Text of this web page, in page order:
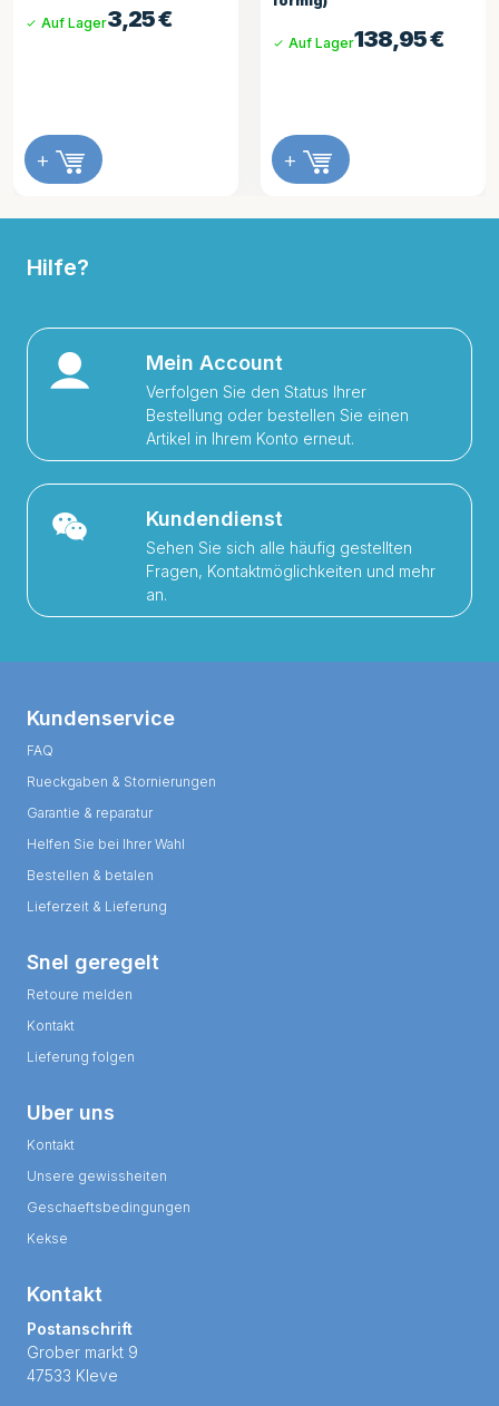
3,25€
Auf Lager
+
138,95€
Auf Lager
+
Hilfe?
Mein Account
Verfolgen Sie den Status Ihrer
Bestellung oder bestellen Sie einen
Artikel in Ihrem Konto erneut.
Kundendienst
Sehen Sie sich alle häufig gestellten
Fragen, Kontaktmöglichkeiten und mehr
an.
Kundenservice
FAQ
Rueckgaben & Stornierungen
Garantie & reparatur
Helfen Sie bei Ihrer Wahl
Bestellen & betalen
Lieferzeit & Lieferung
Snel geregelt
Retoure melden
Kontakt
Lieferung folgen
Uber uns
Kontakt
Unsere gewissheiten
Geschaeftsbedingungen
Kekse
Kontakt
Postanschrift
Grober markt 9
47533 Kleve